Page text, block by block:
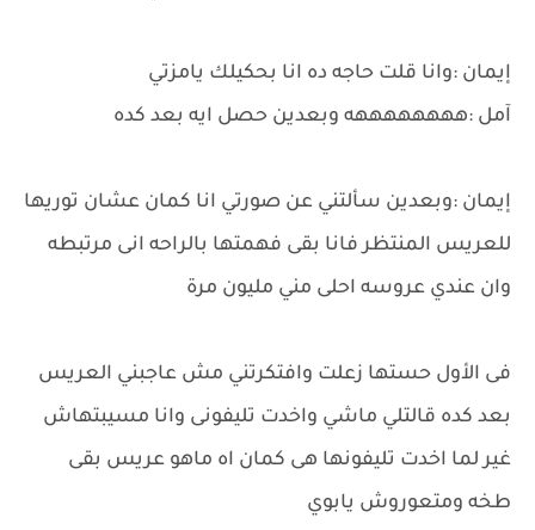
إيمان :وانا قلت حاجه ده انا بحكيلك يامزتي
آمل :ههههههههه وبعدين حصل ايه بعد كده
إيمان :وبعدين سألتني عن صورتي انا كمان عشان توريها
للعريس المنتظر فانا بقى فهمتها بالراحه انى مرتبطه
وان عندي عروسه احلى مني مليون مرة
فى الأول حستها زعلت وافتكرتني مش عاجبني العريس
بعد كده قالتلي ماشي واخدت تليفونى وانا مسيبتهاش
غير لما اخدت تليفونها هى كمان اه ماهو عريس بقى
طخه ومتعوروش يابوي